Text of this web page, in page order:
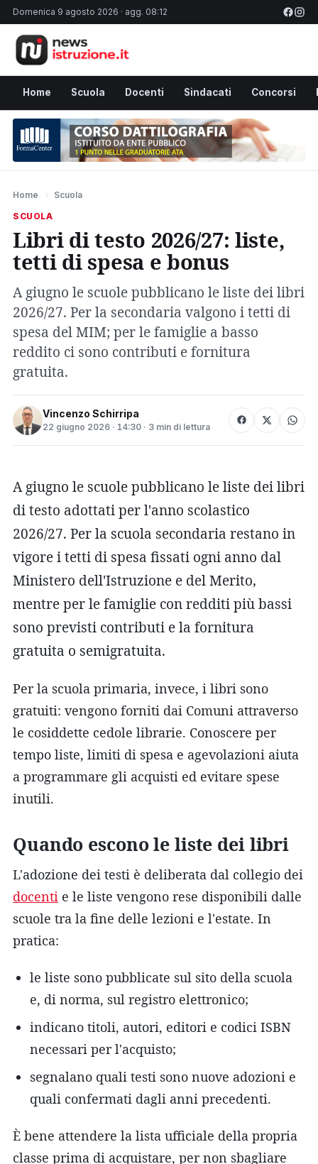
Domenica 9 agosto 2026 · agg. 08:12
Home Scuola Docenti Sindacati Concorsi
Home › Scuola
SCUOLA
Libri di testo 2026/27: liste,
tetti di spesa e bonus
A giugno le scuole pubblicano le liste dei libri
2026/27. Per la secondaria valgono i tetti di
spesa del MIM; per le famiglie a basso
reddito ci sono contributi e fornitura
gratuita.
Vincenzo Schirripa
22 giugno 2026 · 14:30 · 3 min di lettura
A giugno le scuole pubblicano le liste dei libri
di testo adottati per l'anno scolastico
2026/27. Per la scuola secondaria restano in
vigore i tetti di spesa fissati ogni anno dal
Ministero dell'Istruzione e del Merito,
mentre per le famiglie con redditi più bassi
sono previsti contributi e la fornitura
gratuita o semigratuita.
Per la scuola primaria, invece, i libri sono
gratuiti: vengono forniti dai Comuni attraverso
le cosiddette cedole librarie. Conoscere per
tempo liste, limiti di spesa e agevolazioni aiuta
a programmare gli acquisti ed evitare spese
inutili.
Quando escono le liste dei libri
L'adozione dei testi è deliberata dal collegio dei
docenti e le liste vengono rese disponibili dalle
scuole tra la fine delle lezioni e l'estate. In
pratica:
le liste sono pubblicate sul sito della scuola
e, di norma, sul registro elettronico;
indicano titoli, autori, editori e codici ISBN
necessari per l'acquisto;
segnalano quali testi sono nuove adozioni e
quali confermati dagli anni precedenti.
È bene attendere la lista ufficiale della propria
classe prima di acquistare, per non sbagliare